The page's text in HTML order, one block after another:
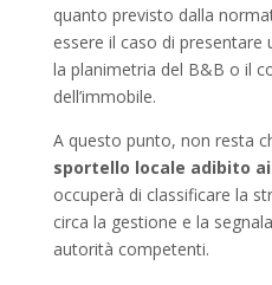
quanto previsto dalla
essere il caso di
la planimetria del B&B o il
dell’immobile.
A questo punto, non resta
sportello locale adibito
occuperà di classificare la
circa la gestione e la
autorità competenti.